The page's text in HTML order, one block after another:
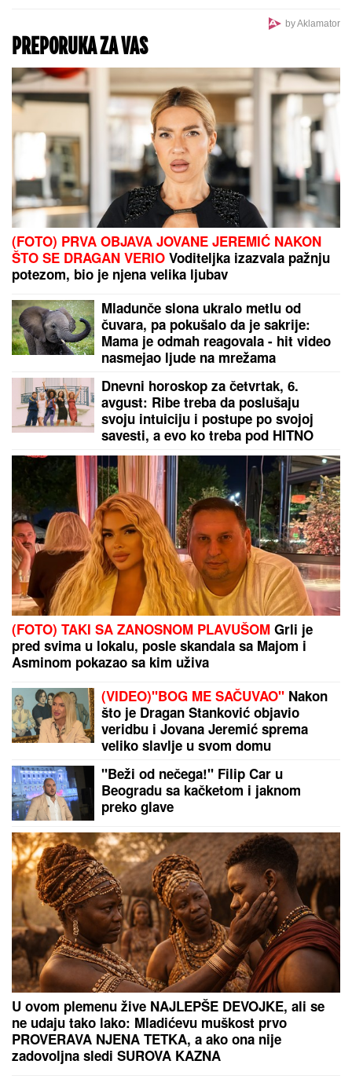
by Aklamator
PREPORUKA ZA VAS
(FOTO) PRVA OBJAVA JOVANE JEREMIĆ NAKON
ŠTO SE DRAGAN VERIO Voditeljka izazvala pažnju
potezom, bio je njena velika ljubav
Mladunče slona ukralo metlu od
čuvara, pa pokušalo da je sakrije:
Mama je odmah reagovala - hit video
nasmejao ljude na mrežama
Dnevni horoskop za četvrtak, 6.
avgust: Ribe treba da poslušaju
svoju intuiciju i postupe po svojoj
savesti, a evo ko treba pod HITNO
DA SE OPUSTI
(FOTO) TAKI SA ZANOSNOM PLAVUŠOM Grli je
pred svima u lokalu, posle skandala sa Majom i
Asminom pokazao sa kim uživa
(VIDEO)"BOG ME SAČUVAO" Nakon
što je Dragan Stanković objavio
veridbu i Jovana Jeremić sprema
veliko slavlje u svom domu
"Beži od nečega!" Filip Car u
Beogradu sa kačketom i jaknom
preko glave
U ovom plemenu žive NAJLEPŠE DEVOJKE, ali se
ne udaju tako lako: Mladićevu muškost prvo
PROVERAVA NJENA TETKA, a ako ona nije
zadovoljna sledi SUROVA KAZNA